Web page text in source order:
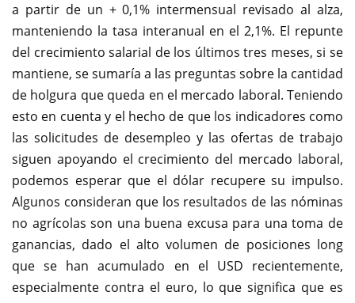
a partir de un + 0,1% intermensual revisado al alza,
manteniendo la tasa interanual en el 2,1%. El repunte
del crecimiento salarial de los últimos tres meses, si se
mantiene, se sumaría a las preguntas sobre la cantidad
de holgura que queda en el mercado laboral. Teniendo
esto en cuenta y el hecho de que los indicadores como
las solicitudes de desempleo y las ofertas de trabajo
siguen apoyando el crecimiento del mercado laboral,
podemos esperar que el dólar recupere su impulso.
Algunos consideran que los resultados de las nóminas
no agrícolas son una buena excusa para una toma de
ganancias, dado el alto volumen de posiciones long
que se han acumulado en el USD recientemente,
especialmente contra el euro, lo que significa que es